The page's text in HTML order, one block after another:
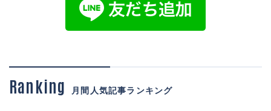
Ranking 月間人気記事ランキング